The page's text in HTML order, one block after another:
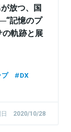
放つ、国
記憶のプ
軌跡と展
プ
DX
2020/10/28